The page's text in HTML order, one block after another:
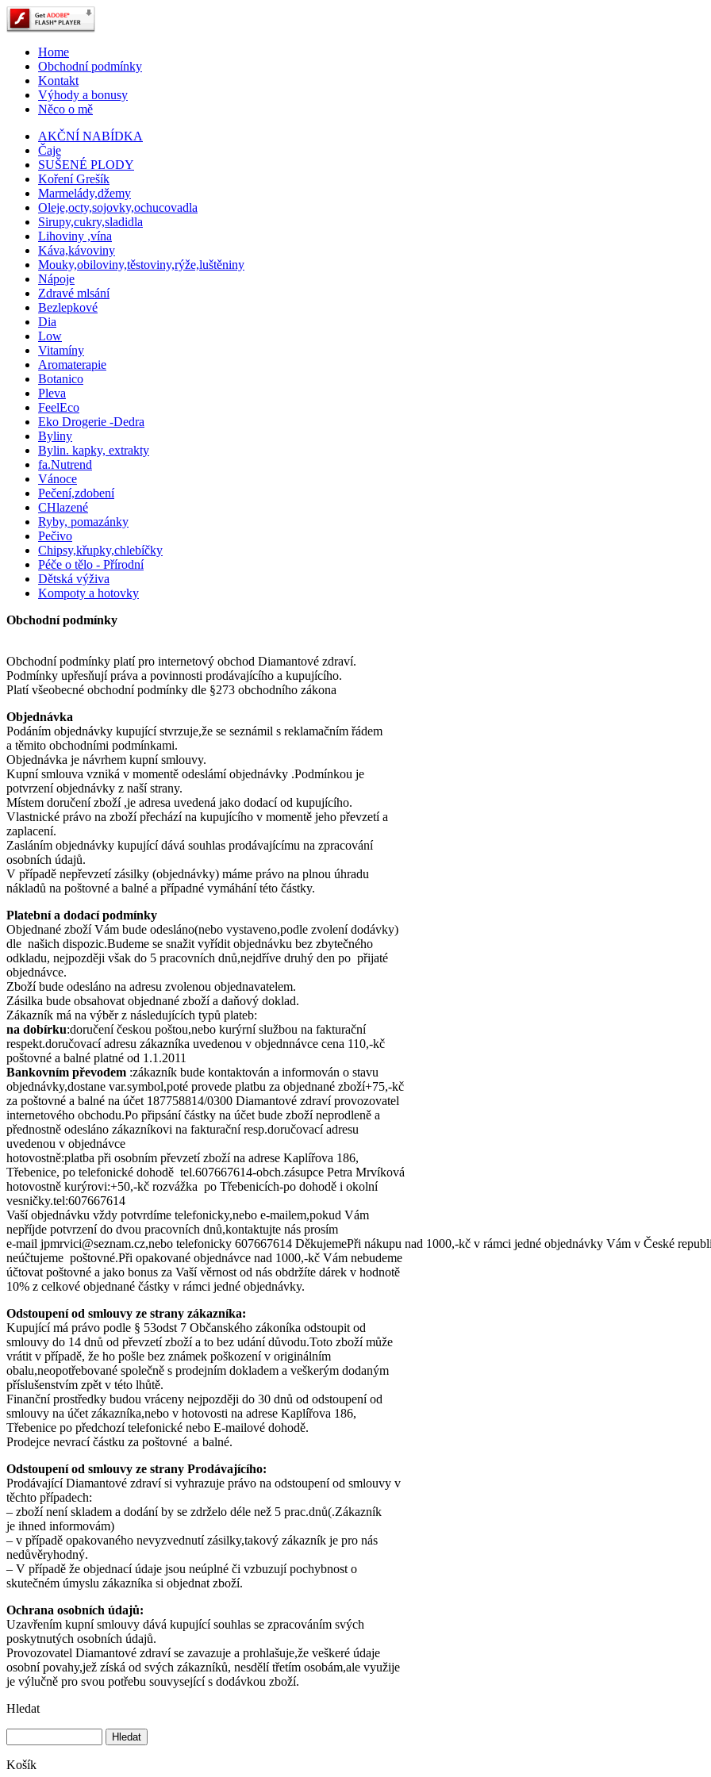
Home
Obchodní podmínky
Kontakt
Výhody a bonusy
Něco o mě
AKČNÍ NABÍDKA
Čaje
SUŠENÉ PLODY
Koření Grešík
Marmelády,džemy
Oleje,octy,sojovky,ochucovadla
Sirupy,cukry,sladidla
Lihoviny ,vína
Káva,kávoviny
Mouky,obiloviny,těstoviny,rýže,luštěniny
Nápoje
Zdravé mlsání
Bezlepkové
Dia
Low
Vitamíny
Aromaterapie
Botanico
Pleva
FeelEco
Eko Drogerie -Dedra
Byliny
Bylin. kapky, extrakty
fa.Nutrend
Vánoce
Pečení,zdobení
CHlazené
Ryby, pomazánky
Pečivo
Chipsy,křupky,chlebíčky
Péče o tělo - Přírodní
Dětská výživa
Kompoty a hotovky
Obchodní podmínky
Obchodní podmínky platí pro internetový obchod Diamantové zdraví.
Podmínky upřesňují práva a povinnosti prodávajícího a kupujícího.
Platí všeobecné obchodní podmínky dle §273 obchodního zákona
Objednávka
Podáním objednávky kupující stvrzuje,že se seznámil s reklamačním řádem
a těmito obchodními podmínkami.
Objednávka je návrhem kupní smlouvy.
Kupní smlouva vzniká v momentě odeslámí objednávky .Podmínkou je
potvrzení objednávky z naší strany.
Místem doručení zboží ,je adresa uvedená jako dodací od kupujícího.
Vlastnické právo na zboží přechází na kupujícího v momentě jeho převzetí a
zaplacení.
Zasláním objednávky kupující dává souhlas prodávajícímu na zpracování
osobních údajů.
V případě nepřevzetí zásilky (objednávky) máme právo na plnou úhradu
nákladů na poštovné a balné a případné vymáhání této částky.
Platební a dodací podmínky
Objednané zboží Vám bude odesláno(nebo vystaveno,podle zvolení dodávky)
dle našich dispozic.Budeme se snažit vyřídit objednávku bez zbytečného
odkladu, nejpozději však do 5 pracovních dnů,nejdříve druhý den po přijaté
objednávce.
Zboží bude odesláno na adresu zvolenou objednavatelem.
Zásilka bude obsahovat objednané zboží a daňový doklad.
Zákazník má na výběr z následujících typů plateb:
na dobírku:doručení českou poštou,nebo kurýrní službou na fakturační
respekt.doručovací adresu zákazníka uvedenou v objednnávce cena 110,-kč
poštovné a balné platné od 1.1.2011
Bankovním převodem :zákazník bude kontaktován a informován o stavu
objednávky,dostane var.symbol,poté provede platbu za objednané zboží+75,-kč
za poštovné a balné na účet 187758814/0300 Diamantové zdraví provozovatel
internetového obchodu.Po připsání částky na účet bude zboží neprodleně a
přednostně odesláno zákazníkovi na fakturační resp.doručovací adresu
uvedenou v objednávce
hotovostně:platba při osobním převzetí zboží na adrese Kaplířova 186,
Třebenice, po telefonické dohodě tel.607667614-obch.zásupce Petra Mrvíková
hotovostně kurýrovi:+50,-kč rozvážka po Třebenicích-po dohodě i okolní
vesničky.tel:607667614
Vaší objednávku vždy potvrdíme telefonicky,nebo e-mailem,pokud Vám
nepříjde potvrzení do dvou pracovních dnů,kontaktujte nás prosím
e-mail jpmrvici@seznam.cz,nebo telefonicky 607667614 DěkujemePři nákupu nad 1000,-kč v rámci jedné objednávky Vám v České
neúčtujeme poštovné.Při opakované objednávce nad 1000,-kč Vám nebudeme
účtovat poštovné a jako bonus za Vaší věrnost od nás obdržíte dárek v hodnotě
10% z celkové objednané částky v rámci jedné objednávky.
Odstoupení od smlouvy ze strany zákazníka:
Kupující má právo podle § 53odst 7 Občanského zákoníka odstoupit od
smlouvy do 14 dnů od převzetí zboží a to bez udání důvodu.Toto zboží může
vrátit v případě, že ho pošle bez známek poškození v originálním
obalu,neopotřebované společně s prodejním dokladem a veškerým dodaným
příslušenstvím zpět v této lhůtě.
Finanční prostředky budou vráceny nejpozději do 30 dnů od odstoupení od
smlouvy na účet zákazníka,nebo v hotovosti na adrese Kaplířova 186,
Třebenice po předchozí telefonické nebo E-mailové dohodě.
Prodejce nevrací částku za poštovné a balné.
Odstoupení od smlouvy ze strany Prodávajícího:
Prodávající Diamantové zdraví si vyhrazuje právo na odstoupení od smlouvy v
těchto případech:
– zboží není skladem a dodání by se zdrželo déle než 5 prac.dnů(.Zákazník
je ihned informovám)
– v případě opakovaného nevyzvednutí zásilky,takový zákazník je pro nás
nedůvěryhodný.
– V případě že objednací údaje jsou neúplné či vzbuzují pochybnost o
skutečném úmyslu zákazníka si objednat zboží.
Ochrana osobních údajů:
Uzavřením kupní smlouvy dává kupující souhlas se zpracováním svých
poskytnutých osobních údajů.
Provozovatel Diamantové zdraví se zavazuje a prohlašuje,že veškeré údaje
osobní povahy,jež získá od svých zákazníků, nesdělí třetím osobám,ale využije
je výlučně pro svou potřebu souvysející s dodávkou zboží.
Hledat
Košík